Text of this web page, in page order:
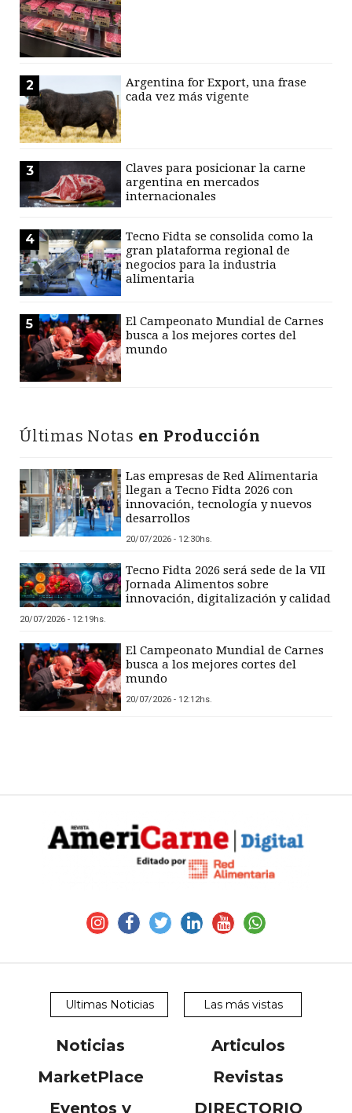
2
Argentina for Export, una frase
cada vez más vigente
3
Claves para posicionar la carne
argentina en mercados
internacionales
4
Tecno Fidta se consolida como la
gran plataforma regional de
negocios para la industria
alimentaria
5
El Campeonato Mundial de Carnes
busca a los mejores cortes del
mundo
Últimas Notas en Producción
Las empresas de Red Alimentaria
llegan a Tecno Fidta 2026 con
innovación, tecnología y nuevos
desarrollos
20/07/2026 - 12:30hs.
Tecno Fidta 2026 será sede de la VII
Jornada Alimentos sobre
innovación, digitalización y calidad
20/07/2026 - 12:19hs.
El Campeonato Mundial de Carnes
busca a los mejores cortes del
mundo
20/07/2026 - 12:12hs.
Ultimas Noticias Las más vistas
Noticias
Articulos
MarketPlace
Revistas
Eventos y
DIRECTORIO